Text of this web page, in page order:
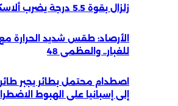
زلزال بقوة 5.5 درجة يضرب ألاسكا الأميركية
الأرصاد: طقس شديد الحرارة مع فرصة
للغبار.. والعظمى 48
اصطدام محتمل بطائر يجبر طائرة متجهة
إلى إسبانيا على الهبوط الاضطراري